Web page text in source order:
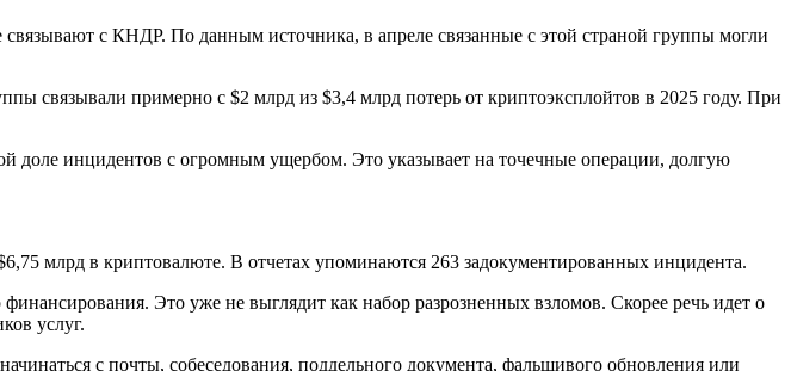
с КНДР. По данным источника, в апреле связанные с этой страной группы могли
связывали примерно с $2 млрд из $3,4 млрд потерь от криптоэксплойтов в 2025 году. При
доле инцидентов с огромным ущербом. Это указывает на точечные операции, долгую
млрд в криптовалюте. В отчетах упоминаются 263 задокументированных инцидента.
Это уже не выглядит как набор разрозненных взломов. Скорее речь идет о
услуг.
с почты, собеседования, поддельного документа, фальшивого обновления или